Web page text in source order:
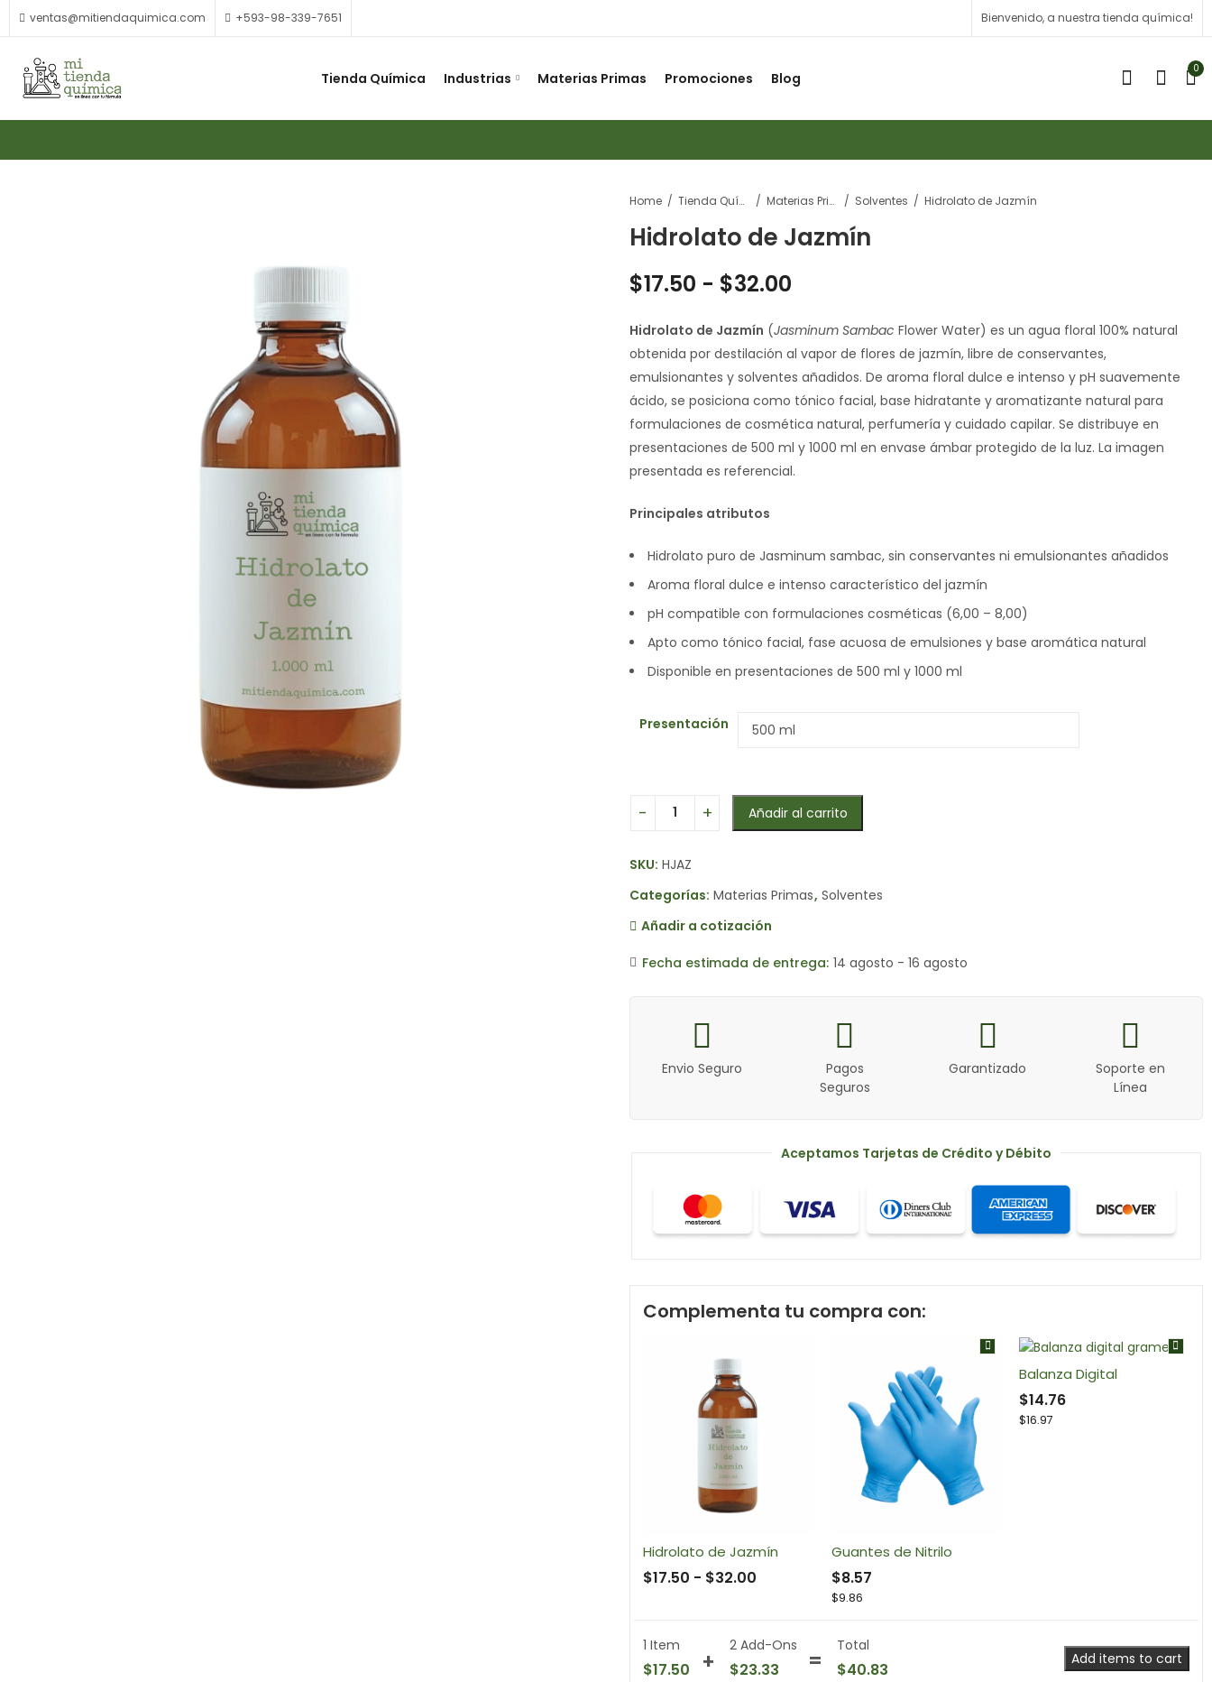
ventas@mitiendaquimica.com +593-98-339-7651 Bienvenido, a nuestra tienda química!
Tienda Química Industrias Materias Primas Promociones Blog
0
Home Tienda Química Materias Primas Solventes Hidrolato de Jazmín
Hidrolato de Jazmín
$17.50 - $32.00
Hidrolato de Jazmín (Jasminum Sambac Flower Water) es un agua floral 100% natural
obtenida por destilación al vapor de flores de jazmín, libre de conservantes,
emulsionantes y solventes añadidos. De aroma floral dulce e intenso y pH suavemente
ácido, se posiciona como tónico facial, base hidratante y aromatizante natural para
formulaciones de cosmética natural, perfumería y cuidado capilar. Se distribuye en
presentaciones de 500 ml y 1000 ml en envase ámbar protegido de la luz. La imagen
presentada es referencial.
Principales atributos
Hidrolato puro de Jasminum sambac, sin conservantes ni emulsionantes añadidos
Aroma floral dulce e intenso característico del jazmín
pH compatible con formulaciones cosméticas (6,00 – 8,00)
Apto como tónico facial, fase acuosa de emulsiones y base aromática natural
Disponible en presentaciones de 500 ml y 1000 ml
Presentación
Añadir al carrito
SKU: HJAZ
Categorías: Materias Primas, Solventes
Añadir a cotización
Fecha estimada de entrega: 14 agosto - 16 agosto
Envio Seguro
Pagos
Seguros
Garantizado
Soporte en
Línea
Aceptamos Tarjetas de Crédito y Débito
Complementa tu compra con:
Hidrolato de Jazmín
$17.50 - $32.00
Guantes de Nitrilo
$8.57
$9.86
Balanza Digital
$14.76
$16.97
1 Item
$17.50
2 Add-Ons
$23.33
Total
$40.83
Add items to cart